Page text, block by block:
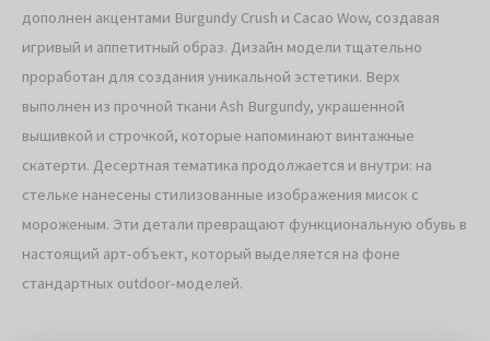
дополнен акцентами Burgundy Crush и Cacao Wow, создавая
игривый и аппетитный образ. Дизайн модели тщательно
проработан для создания уникальной эстетики. Верх
выполнен из прочной ткани Ash Burgundy, украшенной
вышивкой и строчкой, которые напоминают винтажные
скатерти. Десертная тематика продолжается и внутри: на
стельке нанесены стилизованные изображения мисок с
мороженым. Эти детали превращают функциональную обувь в
настоящий арт-объект, который выделяется на фоне
стандартных outdoor-моделей.